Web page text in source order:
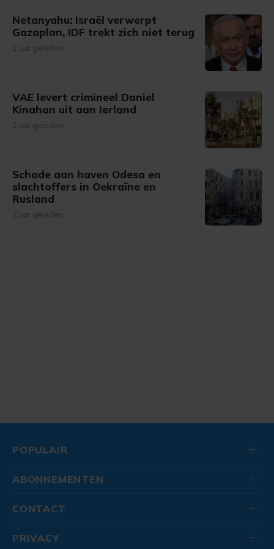
Netanyahu: Israël verwerpt
Gazaplan, IDF trekt zich niet terug
1 uur geleden
VAE levert crimineel Daniel
Kinahan uit aan Ierland
1 uur geleden
Schade aan haven Odesa en
slachtoffers in Oekraïne en
Rusland
2 uur geleden
POPULAIR
ABONNEMENTEN
CONTACT
PRIVACY